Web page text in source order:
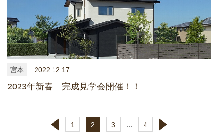
宮本 2022.12.17
2023年新春 完成見学会開催！！
1 2 3 4